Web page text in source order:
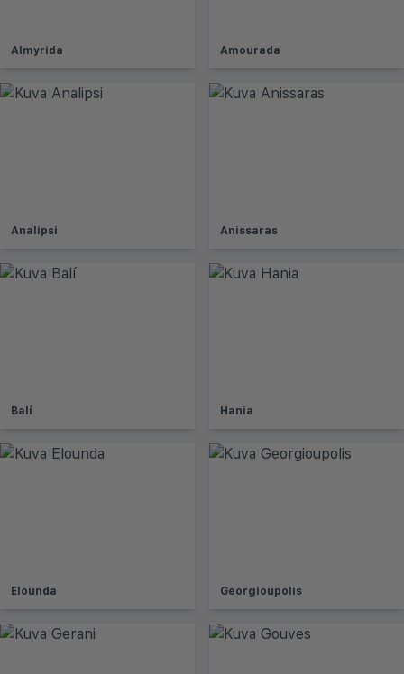
Almyrida Amourada
Analipsi Anissaras
Balí Hania
Elounda Georgioupolis